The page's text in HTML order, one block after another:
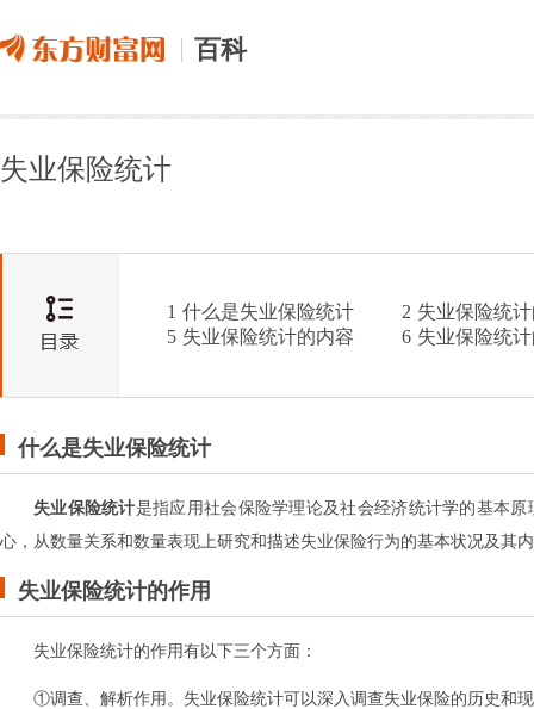
百科
失业保险统计
1 什么是失业保险统计 2 失业保险统
5 失业保险统计的内容 6 失业保险统
什么是失业保险统计
失业保险统计是指应用社会保险学理论及社会经济统计学的基本
心，从数量关系和数量表现上研究和描述失业保险行为的基本状况及其
失业保险统计的作用
失业保险统计的作用有以下三个方面：
①调查、解析作用。失业保险统计可以深入调查失业保险的历史和